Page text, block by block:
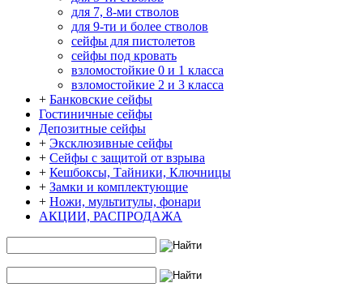
для 7, 8-ми стволов
для 9-ти и более стволов
сейфы для пистолетов
сейфы под кровать
взломостойкие 0 и 1 класса
взломостойкие 2 и 3 класса
+ Банковские сейфы
Гостиничные сейфы
Депозитные сейфы
+ Эксклюзивные сейфы
+ Сейфы с защитой от взрыва
+ Кешбоксы, Тайники, Ключницы
+ Замки и комплектующие
+ Ножи, мультитулы, фонари
АКЦИИ, РАСПРОДАЖА